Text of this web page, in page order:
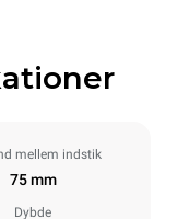
mellem indstik
75 mm
Dybde